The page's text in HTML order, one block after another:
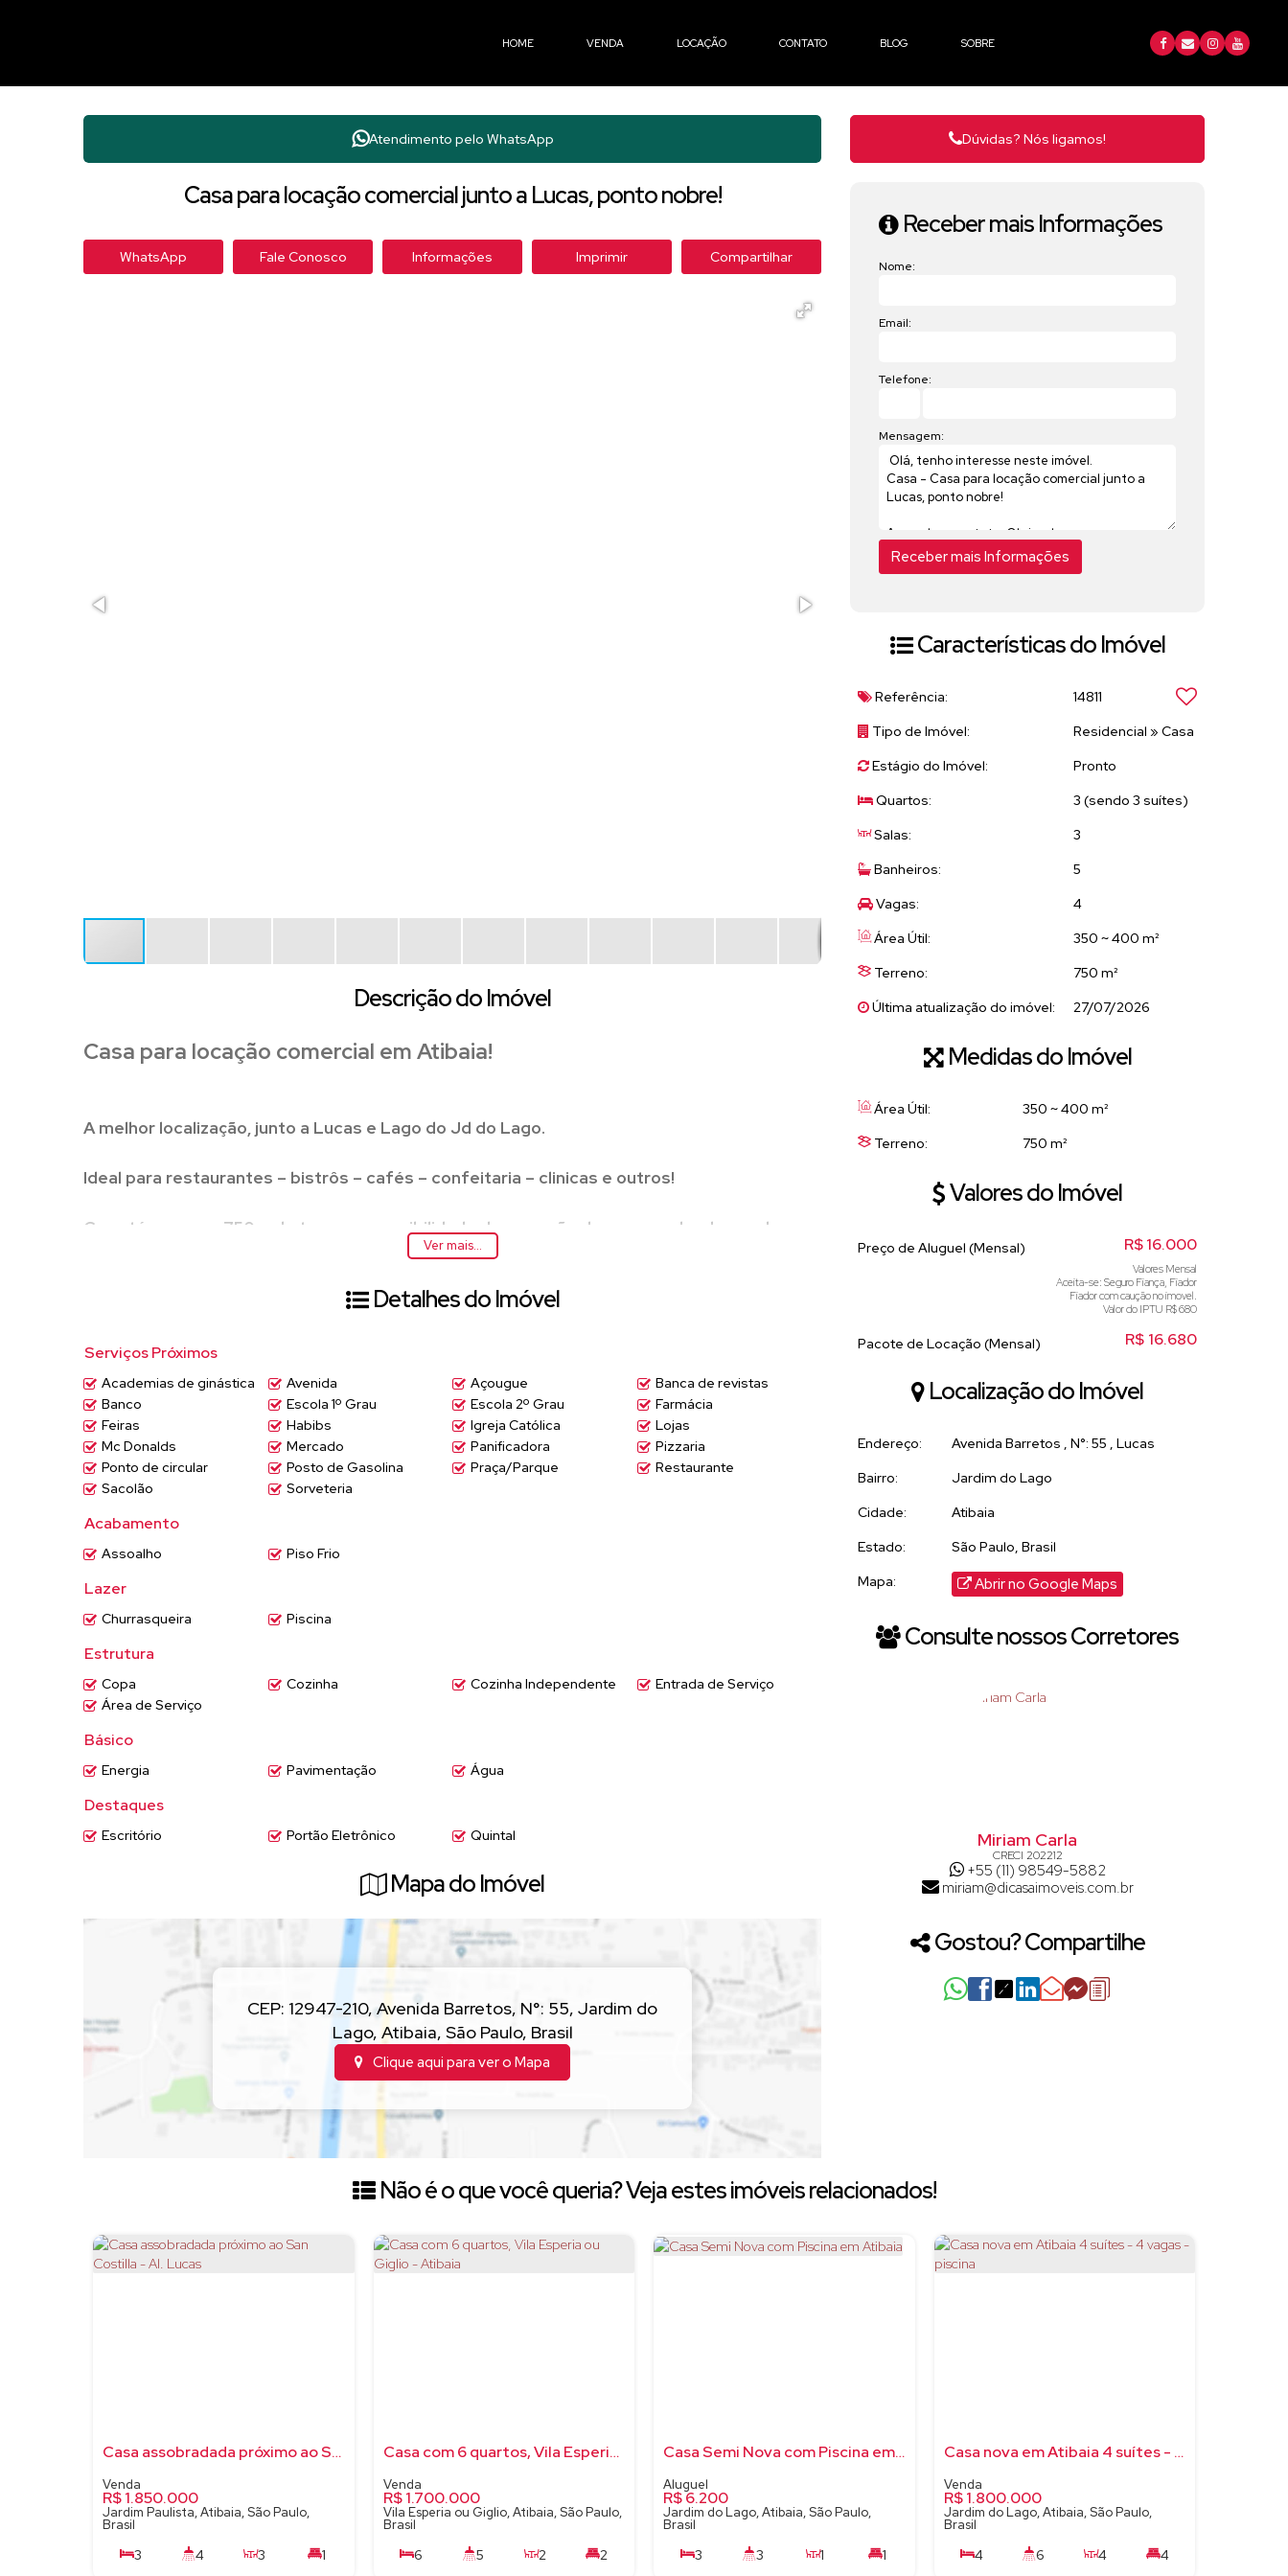
CONTATO BLOG SOBRE
LOCAÇÃO
VENDA
HOME
Atendimento pelo WhatsApp
Casa para locação comercial junto a Lucas, ponto nobre!
WhatsApp Fale Conosco Informações Imprimir Compartilhar
Descrição do Imóvel
Casa para locação comercial em Atibaia!
A melhor localização, junto a Lucas e Lago do Jd do Lago.
Ideal para restaurantes – bistrôs – cafés – confeitaria – clinicas e outros!
Casa térrea com 750m de terreno, possibilidade de remoção do muro podendo receber
Estilo rústico com ares de praia, um charme...
Ampla e estilosa.
Ambientes:
3 suítes – 3 salas – escritório – salão de jogos – avarandada – área gourmet – piscina
climatizada – paisagismo.
O local ideal para o seu negócio!!!
Agende já uma visita e monte seu negócio no melhor point de Atibaia.
Ver mais...
Detalhes do Imóvel
Serviços Próximos
Academias de ginástica Avenida Açougue
Banca de revistas
Banco
Escola 1º Grau Escola 2º Grau
Farmácia
Feiras
Habibs Igreja Católica
Lojas
Mc Donalds
Mercado Panificadora
Pizzaria
Ponto de circular
Posto de Gasolina Praça/Parque
Restaurante
Sacolão
Sorveteria
Acabamento
Assoalho Piso Frio
Lazer
Churrasqueira Piscina
Estrutura
Copa Cozinha Cozinha Independente
Entrada de Serviço
Área de Serviço
Básico
Energia Pavimentação Água
Destaques
Escritório Portão Eletrônico Quintal
Mapa do Imóvel
CEP: 12947-210,Avenida Barretos, N°: 55, Jardim do
Lago, Atibaia, São Paulo, Brasil
Clique aqui para ver o Mapa
Dúvidas? Nós ligamos!
Receber mais Informações
Nome:
Email:
Telefone:
Mensagem:
Características do Imóvel
Referência:
14811
Tipo de Imóvel:
Residencial » Casa
Estágio do Imóvel:
Pronto
Quartos:
3 (sendo 3 suítes)
Salas:
3
Banheiros:
5
Vagas:
4
Área Útil:
350 ~ 400 m²
Terreno:
750 m²
Última atualização do imóvel:
27/07/2026
Medidas do Imóvel
Área Útil:
350 ~ 400 m²
Terreno:
750 m²
Valores do Imóvel
R$16.000
Preço de Aluguel (Mensal)
Valores Mensal
Aceita-se: Seguro Fiança, Fiador
Fiador com caução no imovel.
Valor do IPTU R$680
R$ 16.680
Pacote de Locação (Mensal)
Localização do Imóvel
Endereço: Avenida Barretos , N°: 55 , Lucas
Bairro:
Jardim do Lago
Cidade:
Atibaia
Estado:
São Paulo, Brasil
Mapa:
Abrir no Google Maps
Consulte nossos Corretores
Miriam Carla
CRECI 202212
+55 (11) 98549-5882
miriam@dicasaimoveis.com.br
Gostou? Compartilhe
Não é o que você queria? Veja estes imóveis relacionados!
Casa assobradada próximo ao San Costilla - Al. Lucas
R$1.850.000
Jardim Paulista, Atibaia, São Paulo,
Brasil
3 4 3
1
Casa com 6 quartos, Vila Esperia ou Giglio - Atibaia
R$1.700.000
Vila Esperia ou Giglio, Atibaia, São Paulo,
Brasil
6 5 2
2
Casa Semi Nova com Piscina em Atibaia
R$6.200
Jardim do Lago, Atibaia, São Paulo,
Brasil
3 3 1
1
Casa nova em Atibaia 4 suítes - 4 vagas - piscina
R$1.800.000
Jardim do Lago, Atibaia, São Paulo,
Brasil
4 6 4
4